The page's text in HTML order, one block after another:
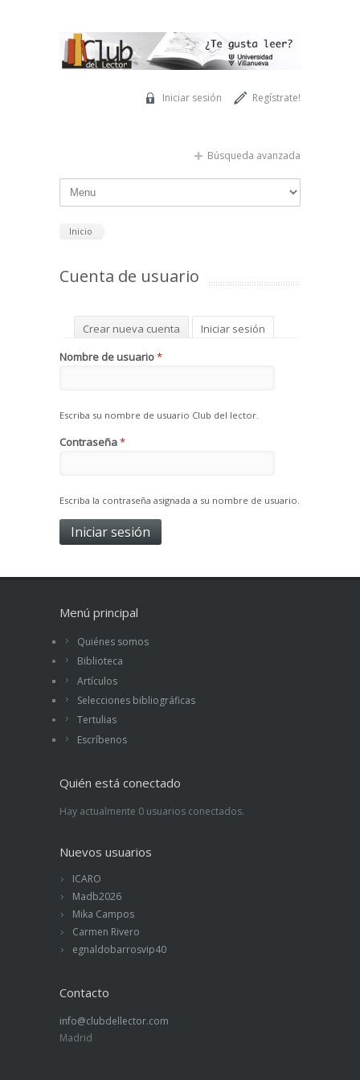
Regístrate!
Iniciar sesión
Búsqueda avanzada
Inicio
Cuenta de usuario
Solapas principales
Crear nueva cuenta Iniciar sesión
Solicitar una nueva contraseña
Nombre de usuario*
Escriba su nombre de usuario Club del lector.
Contraseña*
Escriba la contraseña asignada a su nombre de usuario.
Menú principal
Quiénes somos
Biblioteca
Artículos
Selecciones bibliográficas
Tertulias
Escríbenos
Quién está conectado
Hay actualmente 0 usuarios conectados.
Nuevos usuarios
ICARO
Madb2026
Mika Campos
Carmen Rivero
egnaldobarrosvip40
Contacto
info@clubdellector.com
Madrid